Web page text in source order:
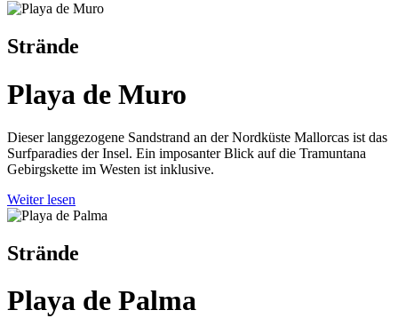
Strände
Playa de Muro
Dieser langgezogene Sandstrand an der Nordküste Mallorcas ist das
Surfparadies der Insel. Ein imposanter Blick auf die Tramuntana
Gebirgskette im Westen ist inklusive.
Weiter lesen
Strände
Playa de Palma